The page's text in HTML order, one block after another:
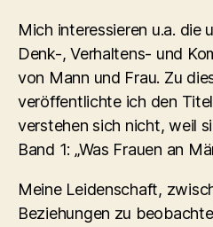
Mich interessieren u.a. die
Denk-, Verhaltens- und
von Mann und Frau. Zu
veröffentlichte ich den
verstehen sich nicht, weil
Band 1: „Was Frauen an
Meine Leidenschaft,
Beziehungen zu